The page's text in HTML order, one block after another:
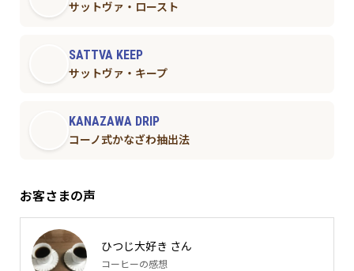
サットヴァ・ロースト
SATTVA KEEP
サットヴァ・キープ
KANAZAWA DRIP
コーノ式かなざわ抽出法
お客さまの声
ひつじ大好き さん
コーヒーの感想